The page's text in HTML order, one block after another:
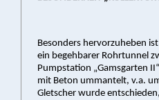
Besonders hervorzuheben
ein begehbarer Rohrtunnel
Pumpstation „Gamsgarten
mit Beton ummantelt, v.a.
Gletscher wurde